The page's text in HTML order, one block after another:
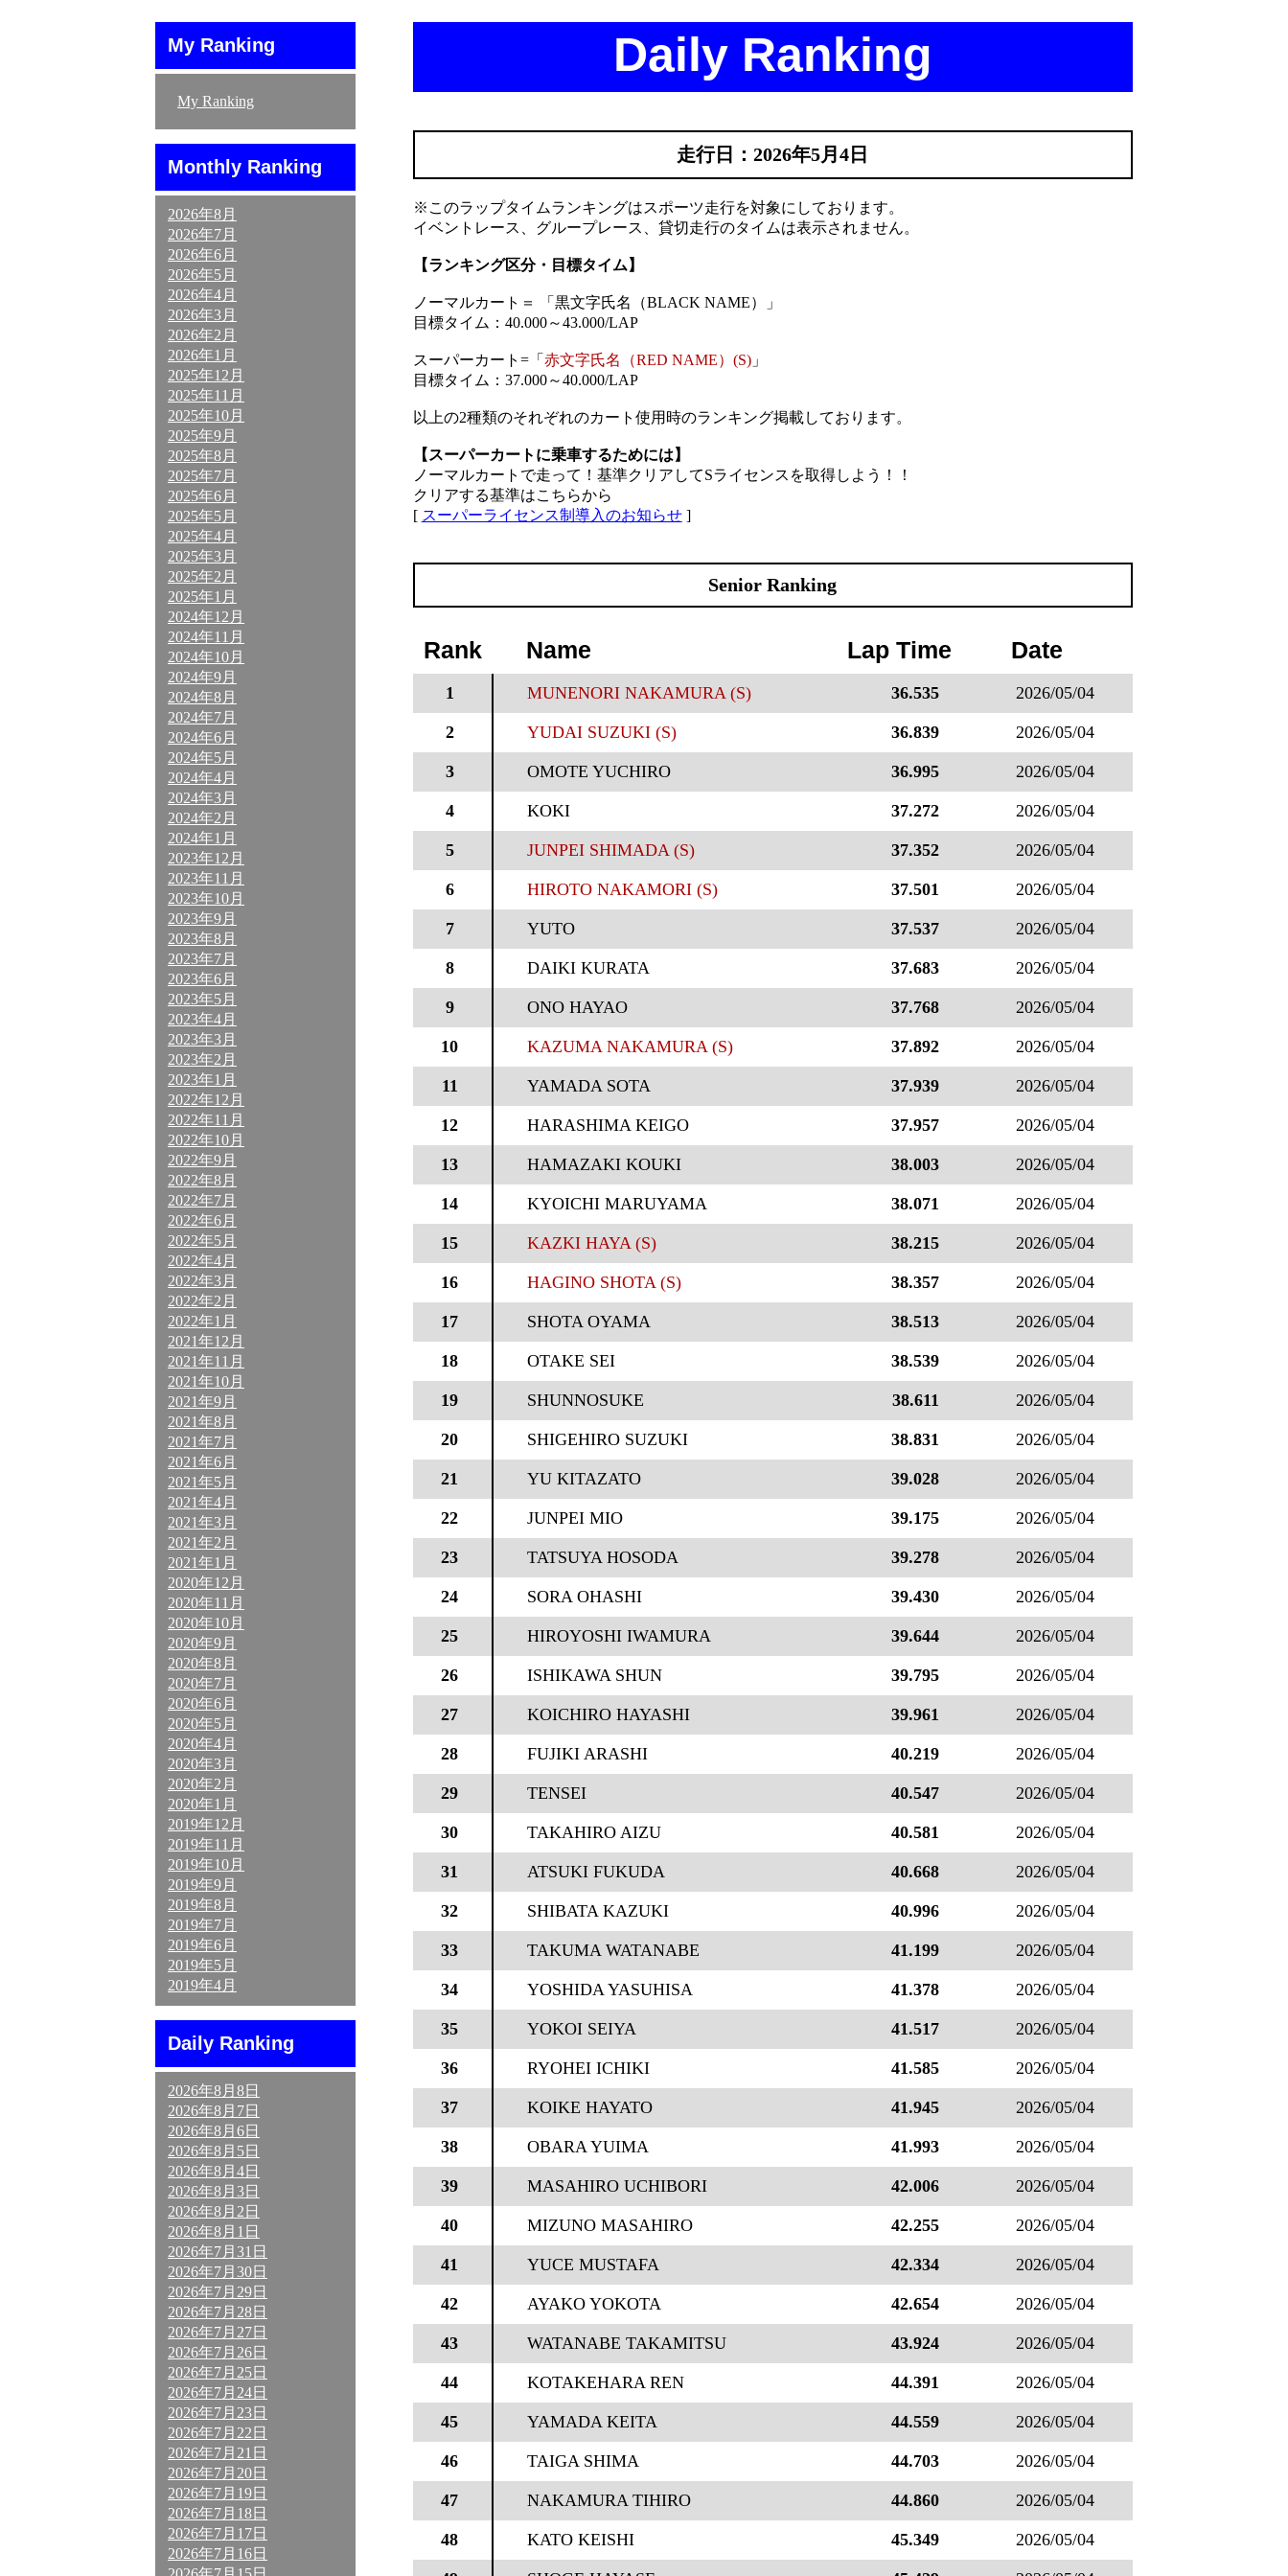
My Ranking
My Ranking
Monthly Ranking
2026年8月
2026年7月
2026年6月
2026年5月
2026年4月
2026年3月
2026年2月
2026年1月
2025年12月
2025年11月
2025年10月
2025年9月
2025年8月
2025年7月
2025年6月
2025年5月
2025年4月
2025年3月
2025年2月
2025年1月
2024年12月
2024年11月
2024年10月
2024年9月
2024年8月
2024年7月
2024年6月
2024年5月
2024年4月
2024年3月
2024年2月
2024年1月
2023年12月
2023年11月
2023年10月
2023年9月
2023年8月
2023年7月
2023年6月
2023年5月
2023年4月
2023年3月
2023年2月
2023年1月
2022年12月
2022年11月
2022年10月
2022年9月
2022年8月
2022年7月
2022年6月
2022年5月
2022年4月
2022年3月
2022年2月
2022年1月
2021年12月
2021年11月
2021年10月
2021年9月
2021年8月
2021年7月
2021年6月
2021年5月
2021年4月
2021年3月
2021年2月
2021年1月
2020年12月
2020年11月
2020年10月
2020年9月
2020年8月
2020年7月
2020年6月
2020年5月
2020年4月
2020年3月
2020年2月
2020年1月
2019年12月
2019年11月
2019年10月
2019年9月
2019年8月
2019年7月
2019年6月
2019年5月
2019年4月
Daily Ranking
2026年8月8日
2026年8月7日
2026年8月6日
2026年8月5日
2026年8月4日
2026年8月3日
2026年8月2日
2026年8月1日
2026年7月31日
2026年7月30日
2026年7月29日
2026年7月28日
2026年7月27日
2026年7月26日
2026年7月25日
2026年7月24日
2026年7月23日
2026年7月22日
2026年7月21日
2026年7月20日
2026年7月19日
2026年7月18日
2026年7月17日
2026年7月16日
Daily Ranking
走行日：2026年5月4日
※このラップタイムランキングはスポーツ走行を対象にしております。
イベントレース、グループレース、貸切走行のタイムは表示されません。
【ランキング区分・目標タイム】
ノーマルカート＝ 「黒文字氏名（BLACK NAME）」
目標タイム：40.000～43.000/LAP
スーパーカート=「 赤文字氏名（RED NAME）(S)」
目標タイム：37.000～40.000/LAP
以上の2種類のそれぞれのカート使用時のランキング掲載しております。
【スーパーカートに乗車するためには】
ノーマルカートで走って！基準クリアしてSライセンスを取得しよう！！
クリアする基準はこちらから
[ スーパーライセンス制導入のお知らせ]
Senior Ranking
Rank Name Lap Time Date
1 MUNENORI NAKAMURA (S) 36.535 2026/05/04
2 YUDAI SUZUKI (S) 36.839 2026/05/04
3 OMOTE YUCHIRO 36.995 2026/05/04
4 KOKI 37.272 2026/05/04
5 JUNPEI SHIMADA (S) 37.352 2026/05/04
6 HIROTO NAKAMORI (S) 37.501 2026/05/04
7 YUTO 37.537 2026/05/04
8 DAIKI KURATA 37.683 2026/05/04
9 ONO HAYAO 37.768 2026/05/04
10 KAZUMA NAKAMURA (S) 37.892 2026/05/04
11 YAMADA SOTA 37.939 2026/05/04
12 HARASHIMA KEIGO 37.957 2026/05/04
13 HAMAZAKI KOUKI 38.003 2026/05/04
14 KYOICHI MARUYAMA 38.071 2026/05/04
15 KAZKI HAYA (S) 38.215 2026/05/04
16 HAGINO SHOTA (S) 38.357 2026/05/04
17 SHOTA OYAMA 38.513 2026/05/04
18 OTAKE SEI 38.539 2026/05/04
19 SHUNNOSUKE 38.611 2026/05/04
20 SHIGEHIRO SUZUKI 38.831 2026/05/04
21 YU KITAZATO 39.028 2026/05/04
22 JUNPEI MIO 39.175 2026/05/04
23 TATSUYA HOSODA 39.278 2026/05/04
24 SORA OHASHI 39.430 2026/05/04
25 HIROYOSHI IWAMURA 39.644 2026/05/04
26 ISHIKAWA SHUN 39.795 2026/05/04
27 KOICHIRO HAYASHI 39.961 2026/05/04
28 FUJIKI ARASHI 40.219 2026/05/04
29 TENSEI 40.547 2026/05/04
30 TAKAHIRO AIZU 40.581 2026/05/04
31 ATSUKI FUKUDA 40.668 2026/05/04
32 SHIBATA KAZUKI 40.996 2026/05/04
33 TAKUMA WATANABE 41.199 2026/05/04
34 YOSHIDA YASUHISA 41.378 2026/05/04
35 YOKOI SEIYA 41.517 2026/05/04
36 RYOHEI ICHIKI 41.585 2026/05/04
37 KOIKE HAYATO 41.945 2026/05/04
38 OBARA YUIMA 41.993 2026/05/04
39 MASAHIRO UCHIBORI 42.006 2026/05/04
40 MIZUNO MASAHIRO 42.255 2026/05/04
41 YUCE MUSTAFA 42.334 2026/05/04
42 AYAKO YOKOTA 42.654 2026/05/04
43 WATANABE TAKAMITSU 43.924 2026/05/04
44 KOTAKEHARA REN 44.391 2026/05/04
45 YAMADA KEITA 44.559 2026/05/04
46 TAIGA SHIMA 44.703 2026/05/04
47 NAKAMURA TIHIRO 44.860 2026/05/04
48 KATO KEISHI 45.349 2026/05/04